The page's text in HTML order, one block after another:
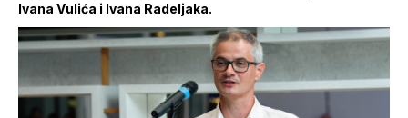
Ivana Vulića i Ivana Radeljaka.